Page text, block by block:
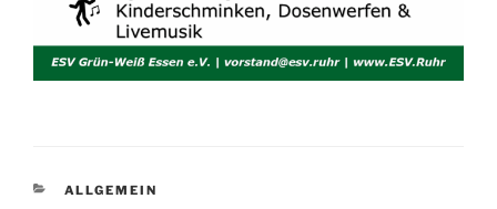
KATEGORIEN
ALLGEMEIN